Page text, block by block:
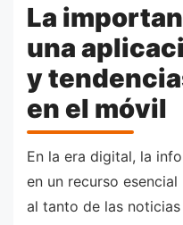
La
una
y
en el móvil
En la era digital, la
en un recurso
al tanto de las